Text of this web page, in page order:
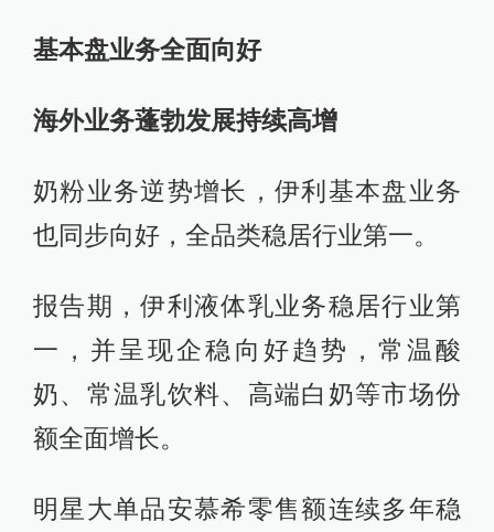
基本盘业务全面向好
海外业务蓬勃发展持续高增
奶粉业务逆势增长，伊利基本盘业务
也同步向好，全品类稳居行业第一。
报告期，伊利液体乳业务稳居行业第
一，并呈现企稳向好趋势，常温酸
奶、常温乳饮料、高端白奶等市场份
额全面增长。
明星大单品安慕希零售额连续多年稳